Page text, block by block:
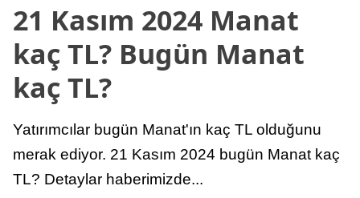
21 Kasım 2024 Manat
kaç TL? Bugün Manat
kaç TL?
Yatırımcılar bugün Manat'ın kaç TL olduğunu
merak ediyor. 21 Kasım 2024 bugün Manat kaç
TL? Detaylar haberimizde...